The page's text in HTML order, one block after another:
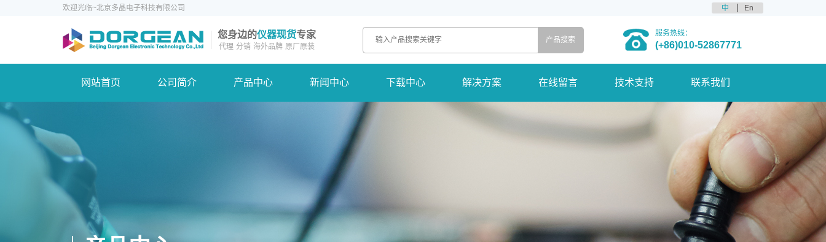
欢迎光临~北京多晶电子科技有限公司 中 En
您身边的仪器现货专家
代理 分销 海外品牌 原厂原装
服务热线：
(+86)010-52867771
网站首页 公司简介 产品中心 新闻中心 下载中心 解决方案 在线留言 技术支持 联系我们